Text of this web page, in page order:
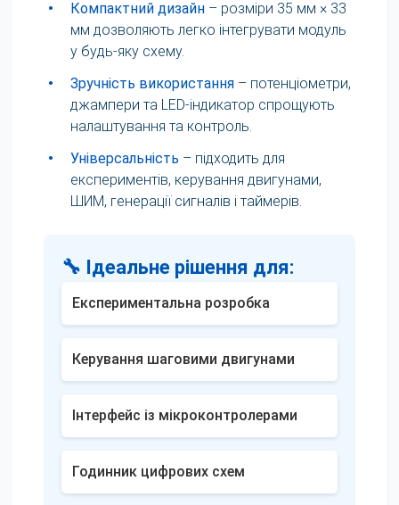
• Компактний дизайн – розміри 35 мм × 33
мм дозволяють легко інтегрувати модуль
у будь-яку схему.
•
Зручність використання – потенціометри,
джампери та LED-індикатор спрощують
налаштування та контроль.
•
Універсальність – підходить для
експериментів, керування двигунами,
ШИМ, генерації сигналів і таймерів.
🔧 Ідеальне рішення для:
Експериментальна розробка
Керування шаговими двигунами
Інтерфейс із мікроконтролерами
Годинник цифрових схем